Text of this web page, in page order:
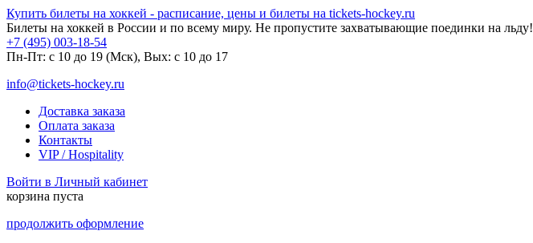
Купить билеты на хоккей - расписание, цены и билеты на tickets-hockey.ru
Билеты на хоккей в России и по всему миру. Не пропустите захватывающие поединки на льду!
+7 (495) 003-18-54
Пн-Пт: c 10 до 19 (Мск), Вых: с 10 до 17
info@tickets-hockey.ru
Доставка заказа
Оплата заказа
Контакты
VIP / Hospitality
Войти в Личный кабинет
корзина пуста
продолжить оформление